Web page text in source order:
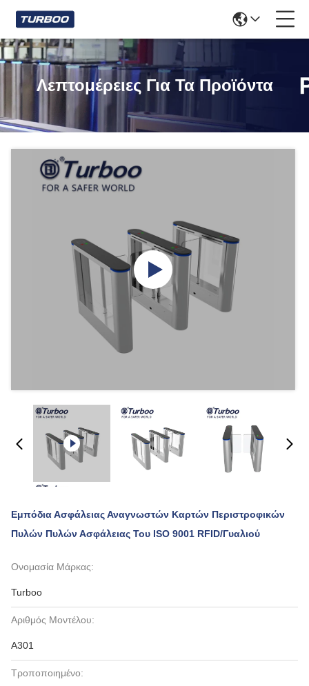
Λεπτομέρειες Για Τα Προϊόντα
Εμπόδια Ασφάλειας Αναγνωστών Καρτών Περιστροφικών
Πυλών Πυλών Ασφάλειας Του ISO 9001 RFID/γυαλιού
Ονομασία Μάρκας:
Turboo
Αριθμός Μοντέλου:
A301
Τροποποιημένο: